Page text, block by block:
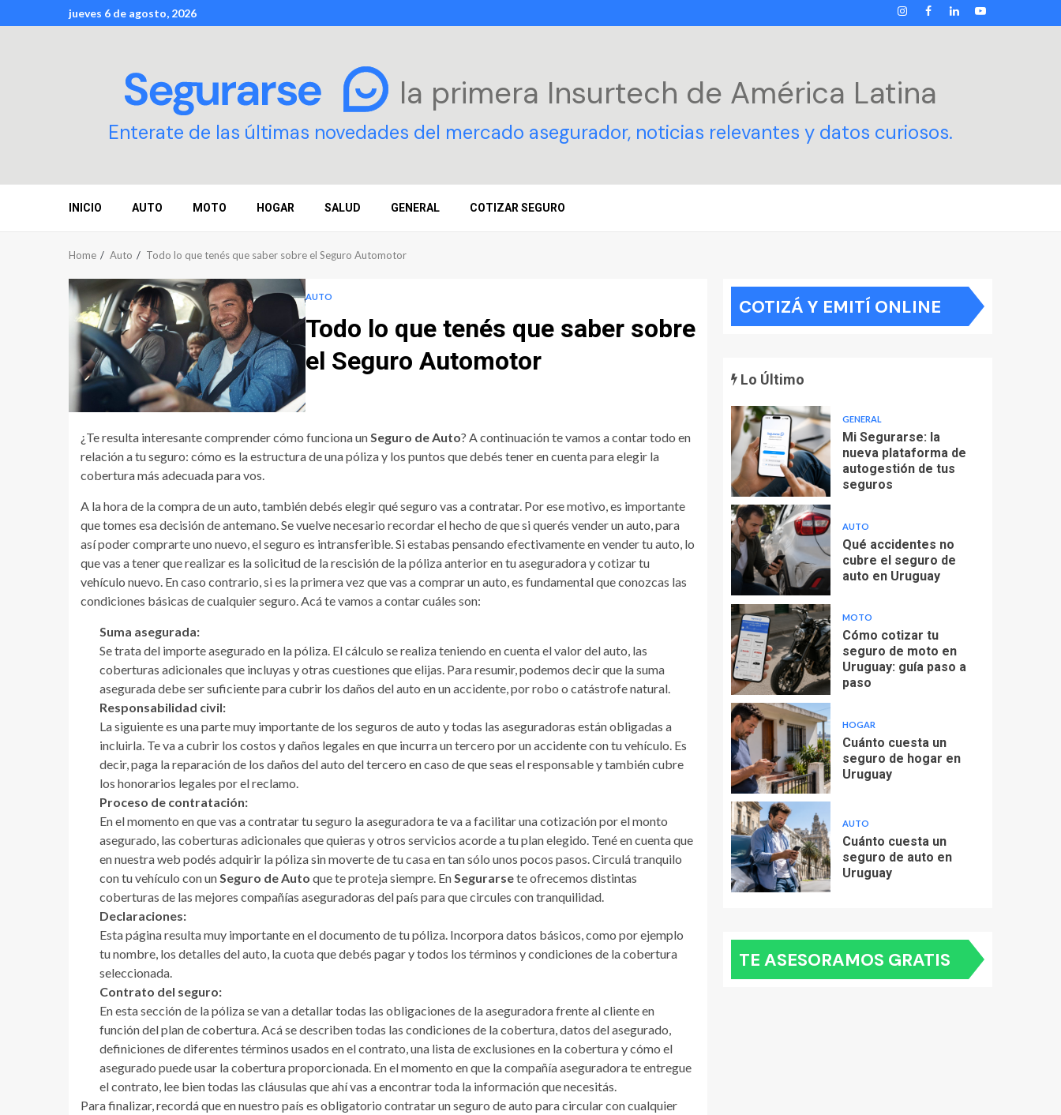
to
jueves 6 de agosto, 2026 INSTAGRAM
FACEBOOK
LINKEDIN
YOUTUBE
la primera Insurtech de América Latina
Enterate de las últimas novedades del mercado asegurador, noticias relevantes y datos curiosos.
INICIO AUTO MOTO HOGAR SALUD GENERAL COTIZAR SEGURO
Home Auto Todo lo que tenés que saber sobre el Seguro Automotor
AUTO
Todo lo que tenés que saber sobre
el Seguro Automotor
¿Te resulta interesante comprender cómo funciona un Seguro de Auto? A continuación te vamos a contar todo en
relación a tu seguro: cómo es la estructura de una póliza y los puntos que debés tener en cuenta para elegir la
cobertura más adecuada para vos.
A la hora de la compra de un auto, también debés elegir qué seguro vas a contratar. Por ese motivo, es importante
que tomes esa decisión de antemano. Se vuelve necesario recordar el hecho de que si querés vender un auto, para
así poder comprarte uno nuevo, el seguro es intransferible. Si estabas pensando efectivamente en vender tu auto, lo
que vas a tener que realizar es la solicitud de la rescisión de la póliza anterior en tu aseguradora y cotizar tu
vehículo nuevo. En caso contrario, si es la primera vez que vas a comprar un auto, es fundamental que conozcas las
condiciones básicas de cualquier seguro. Acá te vamos a contar cuáles son:
Suma asegurada:
Se trata del importe asegurado en la póliza. El cálculo se realiza teniendo en cuenta el valor del auto, las
coberturas adicionales que incluyas y otras cuestiones que elijas. Para resumir, podemos decir que la suma
asegurada debe ser suficiente para cubrir los daños del auto en un accidente, por robo o catástrofe natural.
Responsabilidad civil:
La siguiente es una parte muy importante de los seguros de auto y todas las aseguradoras están obligadas a
incluirla. Te va a cubrir los costos y daños legales en que incurra un tercero por un accidente con tu vehículo. Es
decir, paga la reparación de los daños del auto del tercero en caso de que seas el responsable y también cubre
los honorarios legales por el reclamo.
Proceso de contratación:
En el momento en que vas a contratar tu seguro la aseguradora te va a facilitar una cotización por el monto
asegurado, las coberturas adicionales que quieras y otros servicios acorde a tu plan elegido. Tené en cuenta que
en nuestra web podés adquirir la póliza sin moverte de tu casa en tan sólo unos pocos pasos. Circulá tranquilo
con tu vehículo con un Seguro de Auto que te proteja siempre. En Segurarsete ofrecemos distintas
coberturas de las mejores compañías aseguradoras del país para que circules con tranquilidad.
Declaraciones:
Esta página resulta muy importante en el documento de tu póliza. Incorpora datos básicos, como por ejemplo
tu nombre, los detalles del auto, la cuota que debés pagar y todos los términos y condiciones de la cobertura
seleccionada.
Contrato del seguro:
En esta sección de la póliza se van a detallar todas las obligaciones de la aseguradora frente al cliente en
función del plan de cobertura. Acá se describen todas las condiciones de la cobertura, datos del asegurado,
definiciones de diferentes términos usados en el contrato, una lista de exclusiones en la cobertura y cómo el
asegurado puede usar la cobertura proporcionada. En el momento en que la compañía aseguradora te entregue
el contrato, lee bien todas las cláusulas que ahí vas a encontrar toda la información que necesitás.
Para finalizar, recordá que en nuestro país es obligatorio contratar un seguro de auto para circular con cualquier
COTIZÁ Y EMITÍ ONLINE
Lo Último
GENERAL
Mi Segurarse: la
nueva plataforma de
autogestión de tus
seguros
AUTO
Qué accidentes no
cubre el seguro de
auto en Uruguay
MOTO
Cómo cotizar tu
seguro de moto en
Uruguay: guía paso a
paso
HOGAR
Cuánto cuesta un
seguro de hogar en
Uruguay
AUTO
Cuánto cuesta un
seguro de auto en
Uruguay
TE ASESORAMOS GRATIS